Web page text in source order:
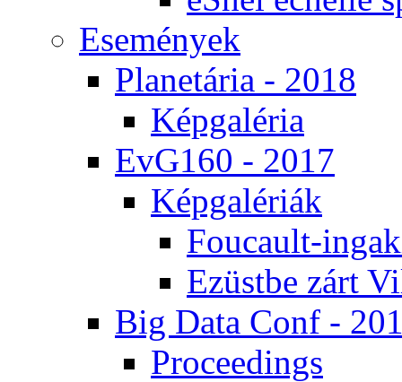
Ese­mé­nyek
Pla­ne­tá­ria - 2018
Kép­ga­lé­ria
EvG160 - 2017
Kép­ga­lé­ri­ák
Fo­u­ca­ult-
Ezüst­be zárt
Big Da­ta Conf -
Pro­ce­e­dings